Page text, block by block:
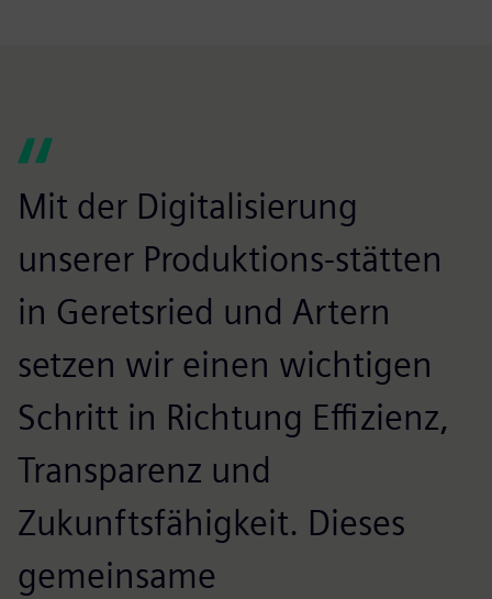
Mit der Digitalisierung
unserer Produktions-stätten
in Geretsried und Artern
setzen wir einen wichtigen
Schritt in Richtung Effizienz,
Transparenz und
Zukunftsfähigkeit. Dieses
gemeinsame